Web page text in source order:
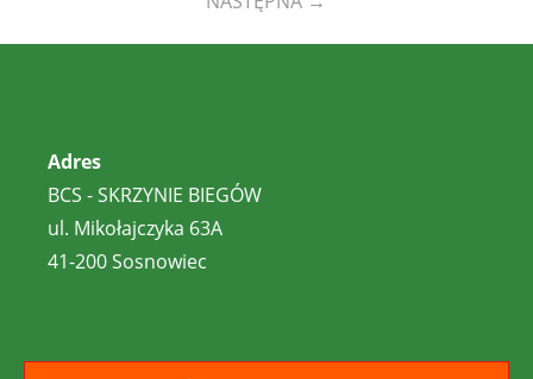
Adres
BCS - SKRZYNIE BIEGÓW
ul. Mikołajczyka 63A
41-200 Sosnowiec